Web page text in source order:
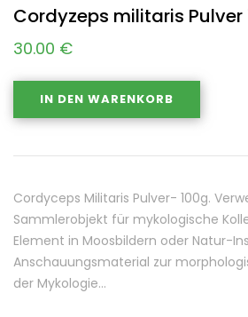
Cordyzeps militaris Pulver
30.00 €
IN DEN WARENKORB
Cordyceps Militaris Pulver- 100g.
Sammlerobjekt für mykologische
Element in Moosbildern oder Natur-
Anschauungsmaterial zur
der Mykologie…